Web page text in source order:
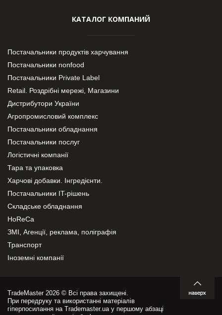
КАТАЛОГ КОМПАНИЙ
Постачальники продуктів харчування
Постачальники nonfood
Постачальники Private Label
Retail. Роздрібні мережі, Магазини
Дистрибутори України
Агропромисловий комплекс
Постачальники обладнання
Постачальники послуг
Логістичні компанії
Тара та упаковка
Харчові добавки. Інгредієнти.
Постачальники IT-рішень
Складське обладнання
HoReCa
ЗМІ, Агенції, реклама, поліграфія
Транспорт
Іноземні компанії
TradeMaster 2026 © Всі права захищені.
При передруку та використанні матеріалів
гіперпосилання на Trademaster.ua у першому абзаці